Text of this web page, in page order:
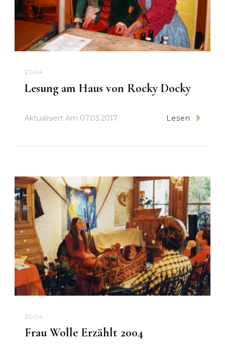
2004
Lesung am Haus von Rocky Docky
Aktualisiert Am 07.03.2017 Lesen
2004
Frau Wolle Erzählt 2004